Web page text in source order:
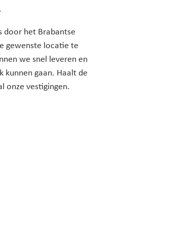
door het Brabantse
gewenste locatie te
we snel leveren en
gaan. Haalt de
onze vestigingen.